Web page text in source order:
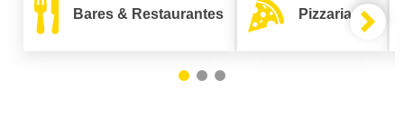
Bares & Restaurantes Pizzarias